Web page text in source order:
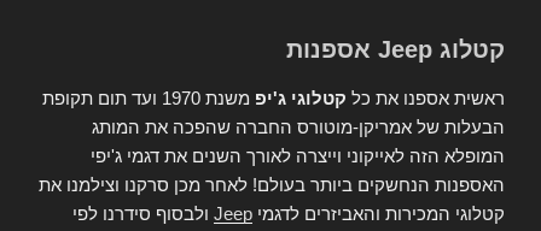
קטלוג Jeep אספנות
ראשית אספנו את כל קטלוגי ג'יפ
משנת 1970 ועד תום תקופת
הבעלות של אמריקן-מוטורס החברה שהפכה את המותג
המופלא הזה לאייקוני וייצרה לאורך השנים את דגמי ג'יפי
האספנות הנחשקים ביותר בעולם! לאחר מכן סרקנו וצילמנו את
קטלוגי המכירות והאביזרים לדגמי Jeep ולבסוף סידרנו לפי